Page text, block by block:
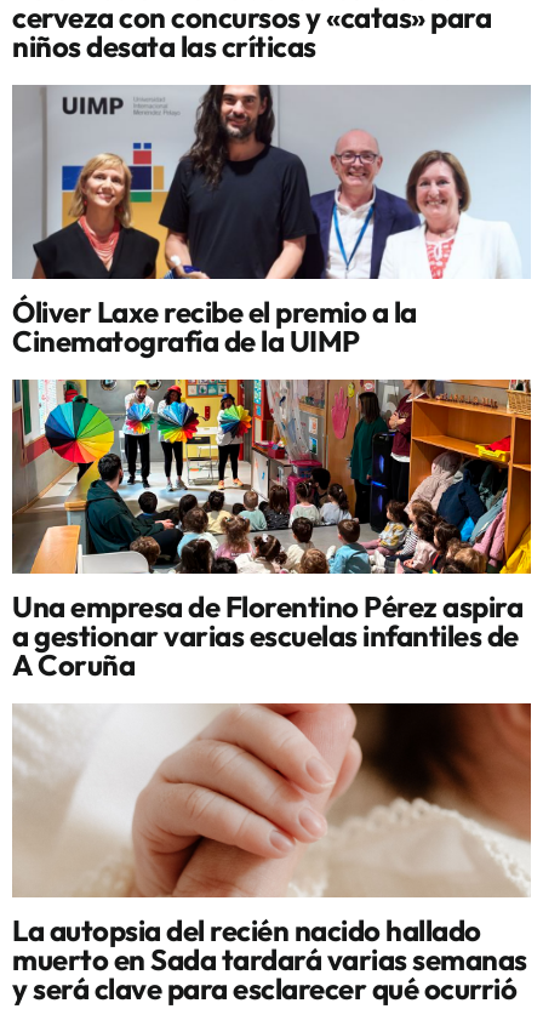
cerveza con concursos y «catas» para
niños desata las críticas
Óliver Laxe recibe el premio a la
Cinematografía de la UIMP
Una empresa de Florentino Pérez aspira
a gestionar varias escuelas infantiles de
A Coruña
La autopsia del recién nacido hallado
muerto en Sada tardará varias semanas
y será clave para esclarecer qué ocurrió